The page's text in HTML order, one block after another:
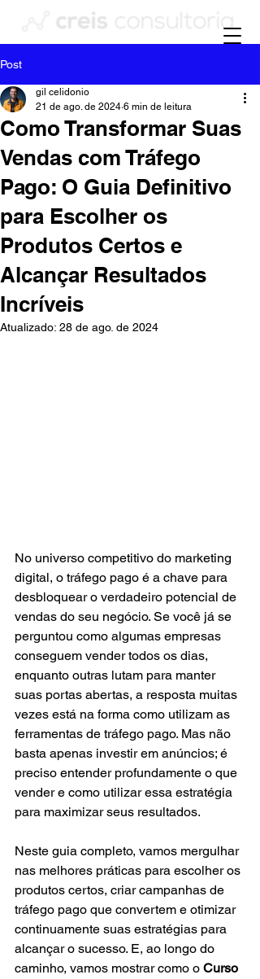
Post
Como Transformar Suas
Vendas com Tráfego
Pago: O Guia Definitivo
para Escolher os
Produtos Certos e
Alcançar Resultados
Incríveis
gil celidonio
21 de ago. de 2024 6 min de leitura
Atualizado: 28 de ago. de 2024
No universo competitivo do marketing
digital, o tráfego pago é a chave para
desbloquear o verdadeiro potencial de
vendas do seu negócio. Se você já se
perguntou como algumas empresas
conseguem vender todos os dias,
enquanto outras lutam para manter
suas portas abertas, a resposta muitas
vezes está na forma como utilizam as
ferramentas de tráfego pago. Mas não
basta apenas investir em anúncios; é
preciso entender profundamente o que
vender e como utilizar essa estratégia
para maximizar seus resultados.
Neste guia completo, vamos mergulhar
nas melhores práticas para escolher os
produtos certos, criar campanhas de
tráfego pago que convertem e otimizar
continuamente suas estratégias para
alcançar o sucesso. E, ao longo do
caminho, vamos mostrar como o Curso